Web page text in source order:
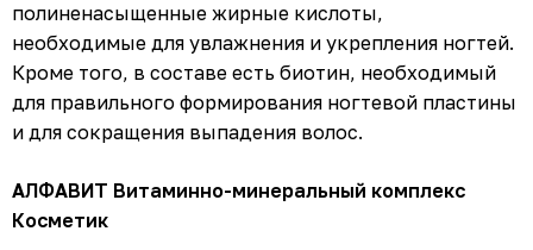
полиненасыщенные жирные кислоты,
необходимые для увлажнения и укрепления ногтей.
Кроме того, в составе есть биотин, необходимый
для правильного формирования ногтевой пластины
и для сокращения выпадения волос.
АЛФАВИТ Витаминно-минеральный комплекс
Косметик